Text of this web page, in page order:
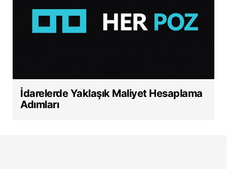
İdarelerde Yaklaşık Maliyet Hesaplama
Adımları